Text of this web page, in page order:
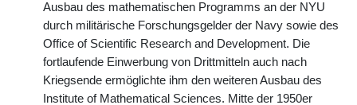
Ausbau des mathematischen Programms an der NYU
durch militärische Forschungsgelder der Navy sowie des
Office of Scientific Research and Development. Die
fortlaufende Einwerbung von Drittmitteln auch nach
Kriegsende ermöglichte ihm den weiteren Ausbau des
Institute of Mathematical Sciences. Mitte der 1950er